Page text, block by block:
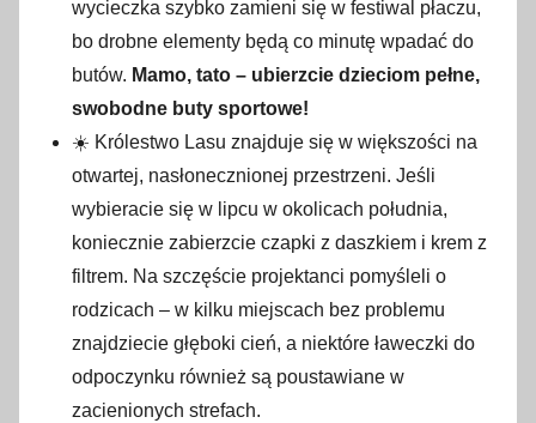
wycieczka szybko zamieni się w festiwal płaczu,
bo drobne elementy będą co minutę wpadać do
butów. Mamo, tato – ubierzcie dzieciom pełne,
swobodne buty sportowe!
☀️ Królestwo Lasu znajduje się w większości na
otwartej, nasłonecznionej przestrzeni. Jeśli
wybieracie się w lipcu w okolicach południa,
koniecznie zabierzcie czapki z daszkiem i krem z
filtrem. Na szczęście projektanci pomyśleli o
rodzicach – w kilku miejscach bez problemu
znajdziecie głęboki cień, a niektóre ławeczki do
odpoczynku również są poustawiane w
zacienionych strefach.